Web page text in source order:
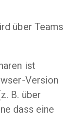
über Teams
ist
Version
B. über
dass eine